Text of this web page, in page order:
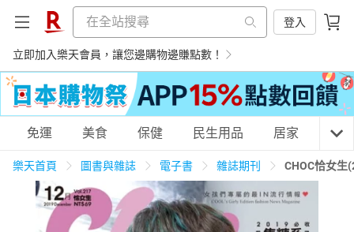
登入
立即加入樂天會員，讓您邊購物邊賺點數！
購物網分類
天天免運 美食蛋糕 養生保健
免運 美食 保健 民生用品 居家 3C
樂天首頁 圖書與雜誌 電子書 雜誌期刊 CHOC恰女生